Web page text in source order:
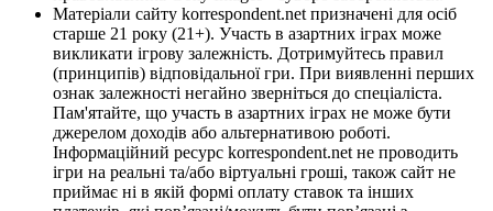
Матеріали сайту korrespondent.net призначені для осіб
старше 21 року (21+). Участь в азартних іграх може
викликати ігрову залежність. Дотримуйтесь правил
(принципів) відповідальної гри. При виявленні перших
ознак залежності негайно зверніться до спеціаліста.
Пам'ятайте, що участь в азартних іграх не може бути
джерелом доходів або альтернативою роботі.
Інформаційний ресурс korrespondent.net не проводить
ігри на реальні та/або віртуальні гроші, також сайт не
приймає ні в якій формі оплату ставок та інших